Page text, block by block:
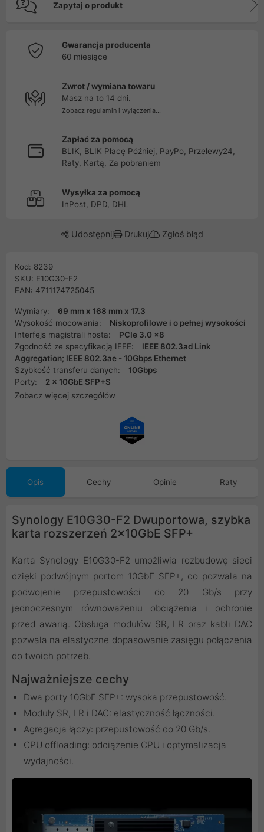
Zapytaj o produkt
Gwarancja producenta
60 miesiące
Zwrot / wymiana towaru
Masz na to 14 dni.
Zobacz regulamin i wyłączenia...
Zapłać za pomocą
BLIK, BLIK Płacę Później, PayPo, Przelewy24,
Raty, Kartą, Za pobraniem
Wysyłka za pomocą
InPost, DPD, DHL
Udostępnij Drukuj Zgłoś błąd
Kod: 8239
SKU: E10G30-F2
EAN: 4711174725045
Wymiary:
69 mm x 168 mm x 17.3
Wysokość mocowania:
Niskoprofilowe i o pełnej wysokości
Interfejs magistrali hosta:
PCIe 3.0 x8
Zgodność ze specyfikacją IEEE:
IEEE 802.3ad Link
Aggregation; IEEE 802.3ae - 10Gbps Ethernet
Szybkość transferu danych:
10Gbps
Porty:
2 x 10GbE SFP+S
Zobacz więcej szczegółów
Opis Cechy Opinie Raty
Synology E10G30-F2 Dwuportowa, szybka
karta rozszerzeń 2x10GbE SFP+
Karta Synology E10G30-F2 umożliwia rozbudowę sieci
dzięki podwójnym portom 10GbE SFP+, co pozwala na
podwojenie przepustowości do 20 Gb/s przy
jednoczesnym równoważeniu obciążenia i ochronie
przed awarią. Obsługa modułów SR, LR oraz kabli DAC
pozwala na elastyczne dopasowanie zasięgu połączenia
do twoich potrzeb.
Najważniejsze cechy
Dwa porty 10GbE SFP+: wysoka przepustowość.
Moduły SR, LR i DAC: elastyczność łączności.
Agregacja łączy: przepustowość do 20 Gb/s.
CPU offloading: odciążenie CPU i optymalizacja
wydajności.